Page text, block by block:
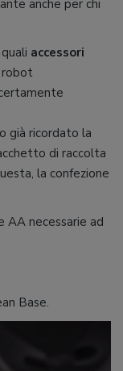
anche per chi
accessori
robot
già ricordato la
di raccolta
la confezione
AA necessarie ad
Base.